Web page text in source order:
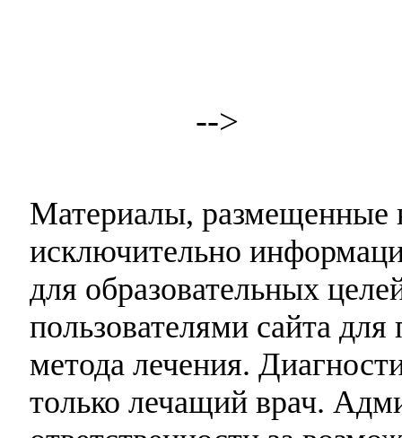
-->
Материалы, размещенные
исключительно
для образовательных
пользователями сайта
метода лечения.
только лечащий врач.